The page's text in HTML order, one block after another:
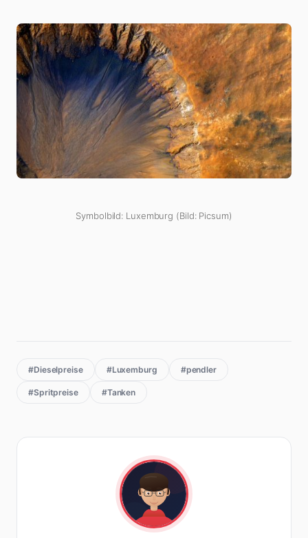
Symbolbild: Luxemburg (Bild: Picsum)
#Dieselpreise #Luxemburg #pendler
#Spritpreise #Tanken